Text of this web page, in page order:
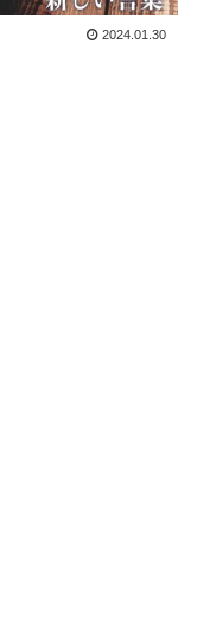
2024.01.30